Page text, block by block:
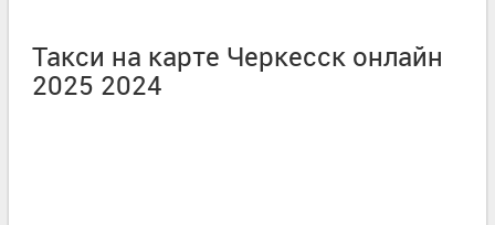
Такси на карте Черкесск онлайн
2025 2024